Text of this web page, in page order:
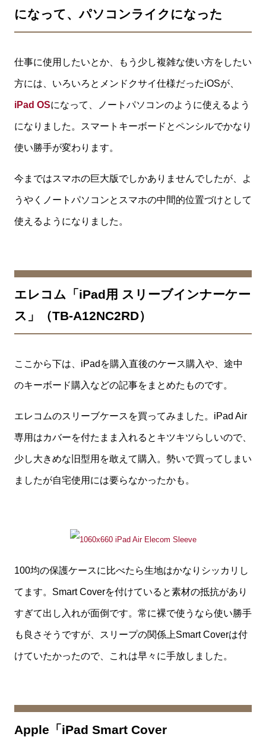
になって、パソコンライクになった
仕事に使用したいとか、もう少し複雑な使い方をしたい
方には、いろいろとメンドクサイ仕様だったiOSが、
iPad OSになって、ノートパソコンのように使えるよう
になりました。スマートキーボードとペンシルでかなり
使い勝手が変わります。
今まではスマホの巨大版でしかありませんでしたが、よ
うやくノートパソコンとスマホの中間的位置づけとして
使えるようになりました。
エレコム「iPad用 スリーブインナーケー
ス」（TB-A12NC2RD）
ここから下は、iPadを購入直後のケース購入や、途中
のキーボード購入などの記事をまとめたものです。
エレコムのスリーブケースを買ってみました。iPad Air
専用はカバーを付たまま入れるとキツキツらしいので、
少し大きめな旧型用を敢えて購入。勢いで買ってしまい
ましたが自宅使用には要らなかったかも。
100均の保護ケースに比べたら生地はかなりシッカリし
てます。Smart Coverを付けていると素材の抵抗があり
すぎて出し入れが面倒です。常に裸で使うなら使い勝手
も良さそうですが、スリープの関係上Smart Coverは付
けていたかったので、これは早々に手放しました。
Apple「iPad Smart Cover